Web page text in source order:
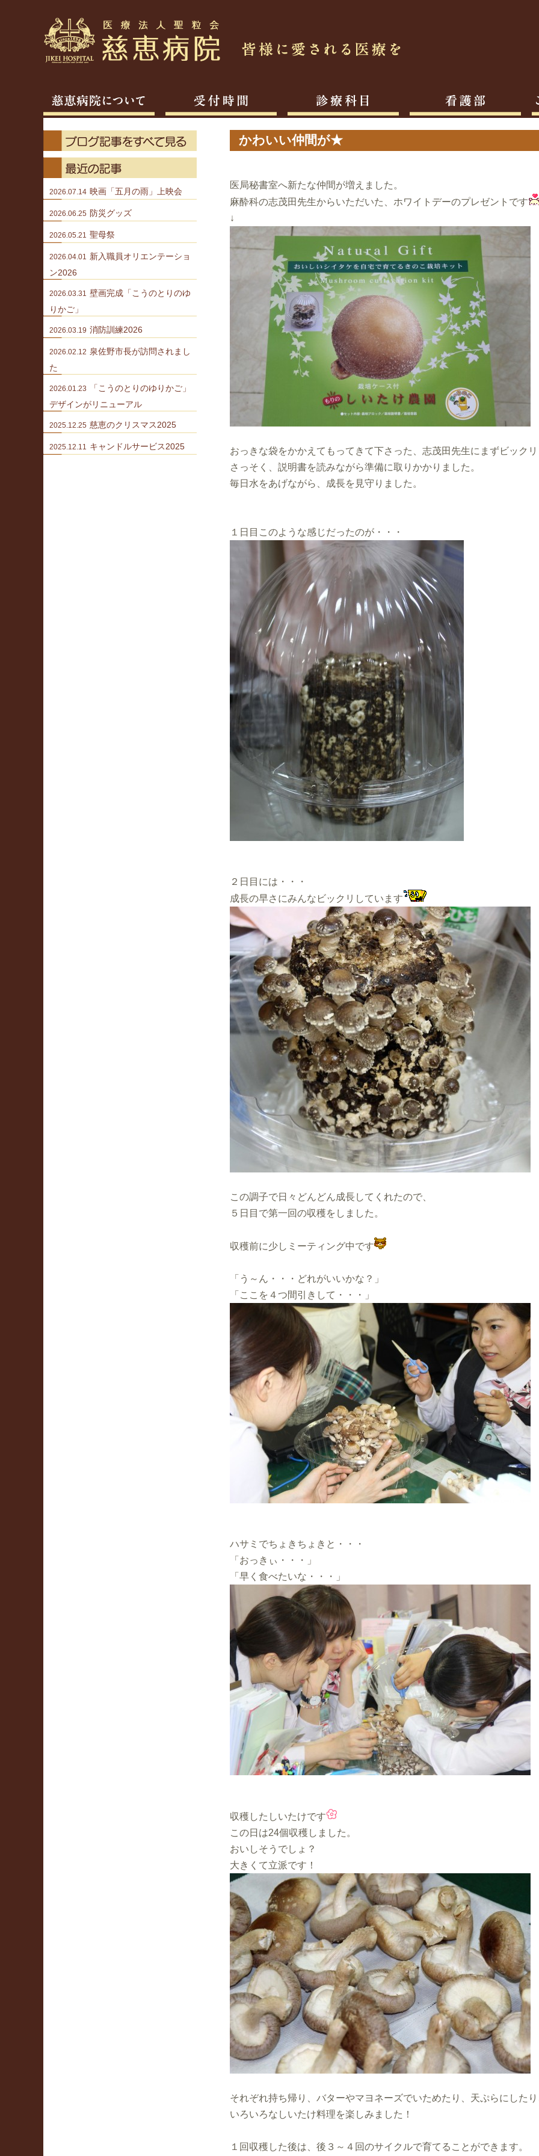
かわいい仲間が★
医局秘書室へ新たな仲間が増えました。
麻酔科の志茂田先生からいただいた、ホワイトデーのプレゼントです
↓
おっきな袋をかかえてもってきて下さった、志茂田先生にまずビック
さっそく、説明書を読みながら準備に取りかかりました。
毎日水をあげながら、成長を見守りました。
１日目このような感じだったのが・・・
２日目には・・・
成長の早さにみんなビックリしています
この調子で日々どんどん成長してくれたので、
５日目で第一回の収穫をしました。
収穫前に少しミーティング中です
「う～ん・・・どれがいいかな？」
「ここを４つ間引きして・・・」
ハサミでちょきちょきと・・・
「おっきぃ・・・」
「早く食べたいな・・・」
収穫したしいたけです
この日は24個収穫しました。
おいしそうでしょ？
大きくて立派です！
それぞれ持ち帰り、バターやマヨネーズでいためたり、天ぷらにした
いろいろなしいたけ料理を楽しみました！
１回収穫した後は、後３～４回のサイクルで育てることができます。
2026.07.14 映画「五月の雨」上映会
2026.06.25 防災グッズ
2026.05.21 聖母祭
2026.04.01 新入職員オリエンテーショ
ン2026
2026.03.31 壁画完成「こうのとりのゆ
りかご」
2026.03.19 消防訓練2026
2026.02.12 泉佐野市長が訪問されまし
た
2026.01.23 「こうのとりのゆりかご」
デザインがリニューアル
2025.12.25 慈恵のクリスマス2025
2025.12.11 キャンドルサービス2025